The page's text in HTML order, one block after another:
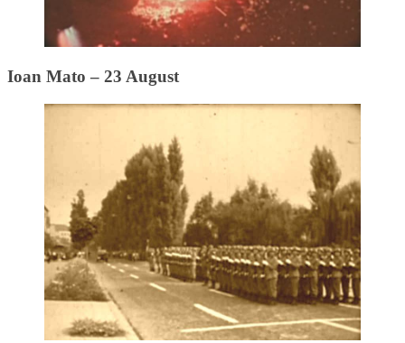
Ioan Mato – 23 August